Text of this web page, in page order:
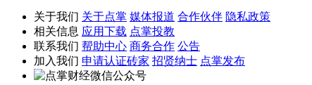
关于我们 关于点掌 媒体报道 合作伙伴 隐私政策
相关信息 应用下载 点掌投教
联系我们 帮助中心 商务合作 公告
加入我们 申请认证砖家 招贤纳士 点掌发布